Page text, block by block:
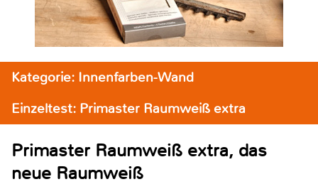
Kategorie: Innenfarben-Wand
Einzeltest: Primaster Raumweiß extra
Primaster Raumweiß extra, das
neue Raumweiß